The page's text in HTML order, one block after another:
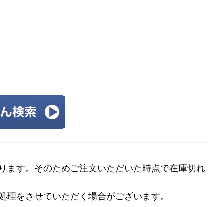
ます。そのためご注文いただいた時点で在庫切れ
をさせていただく場合がございます。